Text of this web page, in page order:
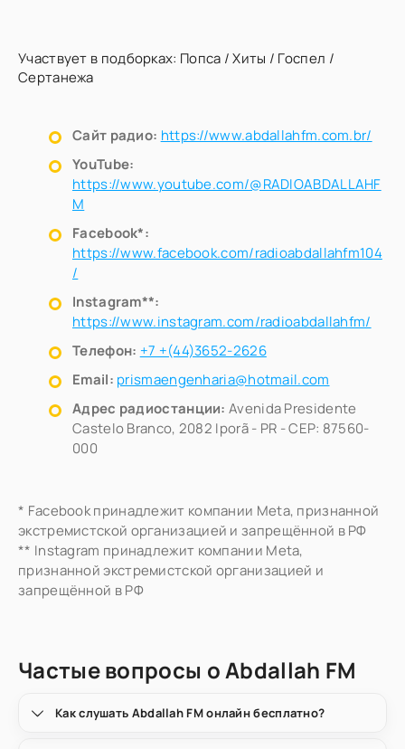
Участвует в подборках: Попса /Хиты / Госпел /
Сертанежа
Сайт радио: https://www.abdallahfm.com.br/
YouTube:
https://www.youtube.com/@RADIOABDALLAHF
M
Facebook*:
https://www.facebook.com/radioabdallahfm104
/
Instagram**:
https://www.instagram.com/radioabdallahfm/
Телефон: +7 +(44)3652-2626
Email: prismaengenharia@hotmail.com
Адрес радиостанции: Avenida Presidente
Castelo Branco, 2082 Iporã - PR - CEP: 87560-
000
* Facebook принадлежит компании Meta, признанной
экстремистской организацией и запрещённой в РФ
** Instagram принадлежит компании Meta,
признанной экстремистской организацией и
запрещённой в РФ
Частые вопросы о Abdallah FM
Как слушать Abdallah FM онлайн бесплатно?